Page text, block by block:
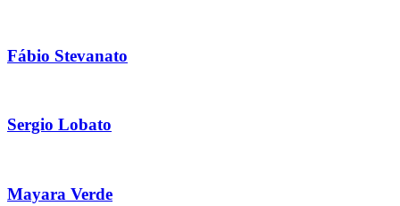
Fábio Stevanato
Sergio Lobato
Mayara Verde